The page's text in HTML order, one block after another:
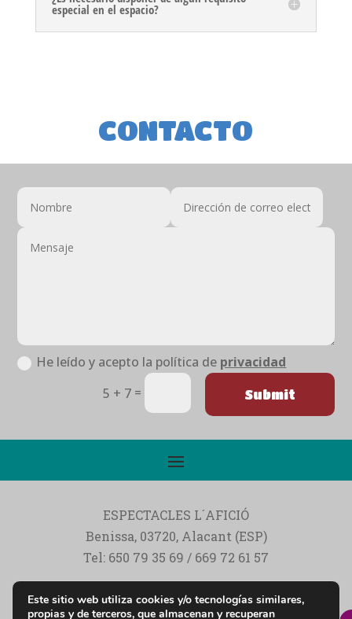
especial en el espacio?
CONTACTO
He leído y acepto la política de privacidad
5 + 7= Submit
ESPECTACLES L´AFICIÓ
Benissa, 03720, Alacant (ESP)
Tel: 650 79 35 69 / 669 72 61 57
Ocio y alquiler de hinchables y actividades
infantiles
Este sitio web utiliza cookies y/o tecnologías similares,
propias y de terceros, que almacenan y recuperan